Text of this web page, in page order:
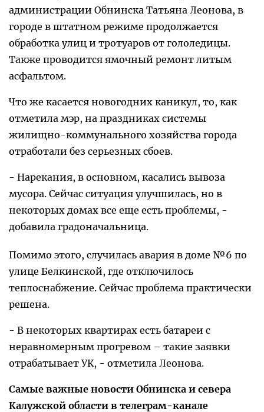
администрации Обнинска Татьяна Леонова, в
городе в штатном режиме продолжается
обработка улиц и тротуаров от гололедицы.
Также проводится ямочный ремонт литым
асфальтом.
Что же касается новогодних каникул, то, как
отметила мэр, на праздниках системы
жилищно-коммунального хозяйства города
отработали без серьезных сбоев.
- Нарекания, в основном, касались вывоза
мусора. Сейчас ситуация улучшилась, но в
некоторых домах все еще есть проблемы, -
добавила градоначальница.
Помимо этого, случилась авария в доме №6 по
улице Белкинской, где отключилось
теплоснабжение. Сейчас проблема практически
решена.
- В некоторых квартирах есть батареи с
неравномерным прогревом – такие заявки
отрабатывает УК, - отметила Леонова.
Самые важные новости Обнинска и севера
Калужской области в телеграм-канале